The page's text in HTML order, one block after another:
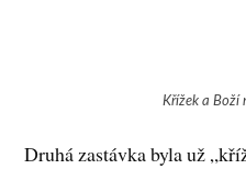
Křížek a Boží
Druhá zastávka byla už